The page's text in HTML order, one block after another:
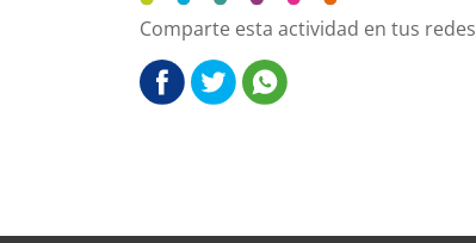
Comparte esta actividad en tus redes